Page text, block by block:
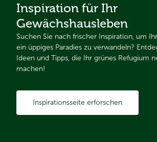
Inspiration für Ihr
Gewächshausleben
Suchen Sie nach frischer Inspiration, um
ein üppiges Paradies zu verwandeln?
Ideen und Tipps, die Ihr grünes Refugium
machen!
Inspirationsseite erforschen